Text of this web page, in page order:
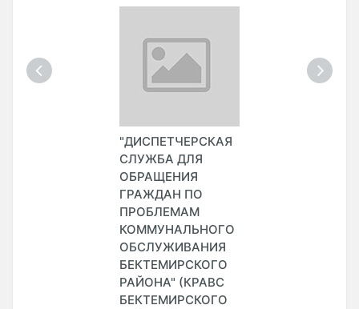
"ДИСПЕТЧЕРСКАЯ
СЛУЖБА ДЛЯ
ОБРАЩЕНИЯ
ГРАЖДАН ПО
ПРОБЛЕМАМ
КОММУНАЛЬНОГО
ОБСЛУЖИВАНИЯ
БЕКТЕМИРСКОГО
РАЙОНА" (КРАВС
БЕКТЕМИРСКОГО